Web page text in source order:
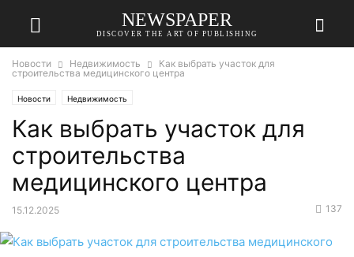
NEWSPAPER
DISCOVER THE ART OF PUBLISHING
Новости Недвижимость
Как выбрать участок для
строительства медицинского центра
Новости Недвижимость
Как выбрать участок для
строительства
медицинского центра
15.12.2025 137